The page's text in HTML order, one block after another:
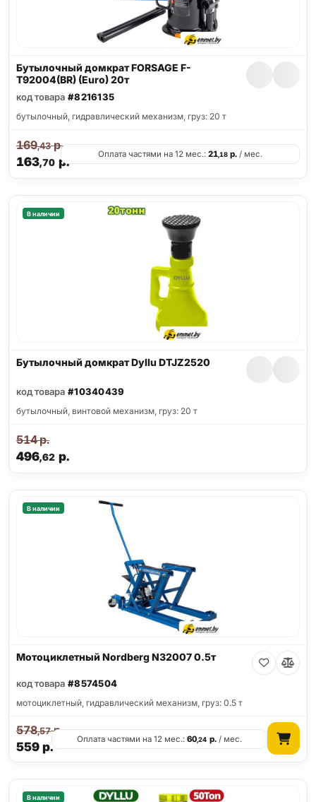
Бутылочный домкрат FORSAGE F-
T92004(BR) (Euro) 20т
код товара #8216135
бутылочный, гидравлический механизм, груз: 20 т
163,70р.
169,43р.
Оплата частями на 12 мес.: 21,18 р. / мес.
В наличии
Бутылочный домкрат Dyllu DTJZ2520
код товара #10340439
бутылочный, винтовой механизм, груз: 20 т
496,62р.
514р.
В наличии
Мотоциклетный Nordberg N32007 0.5т
код товара #8574504
мотоциклетный, гидравлический механизм, груз: 0.5 т
559р.
578,57р.
Оплата частями на 12 мес.:60,24 р./ мес.
В наличии